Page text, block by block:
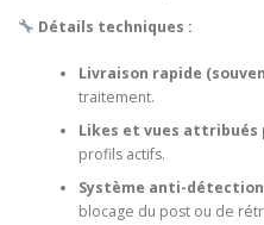
Détails techniques :
Livraison rapide
traitement.
Likes et vues attribués
profils actifs.
Système anti-
blocage du post ou de